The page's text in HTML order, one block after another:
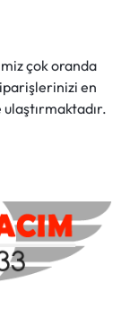
çok oranda
en